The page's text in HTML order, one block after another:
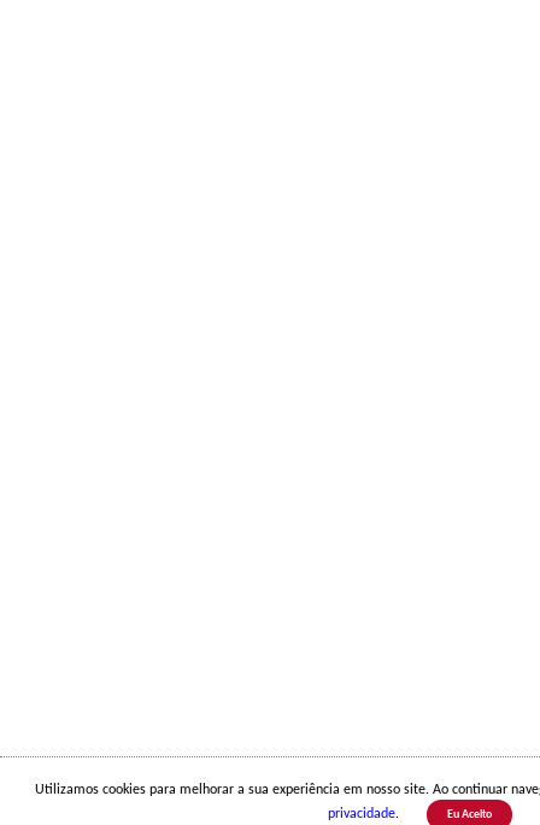
Utilizamos cookies para melhorar a sua experiência em nosso site. Ao continuar
privacidade. Eu Aceito